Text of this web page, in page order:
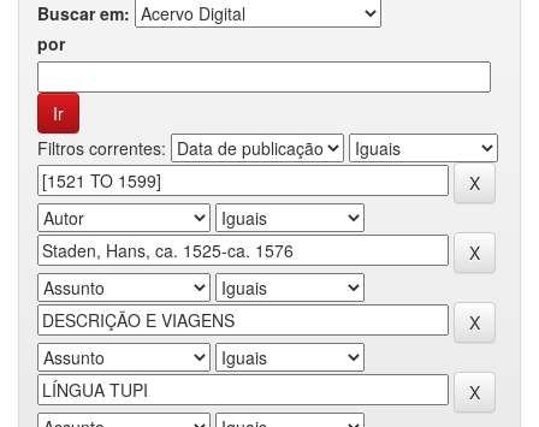
Buscar em:
por
Filtros correntes: